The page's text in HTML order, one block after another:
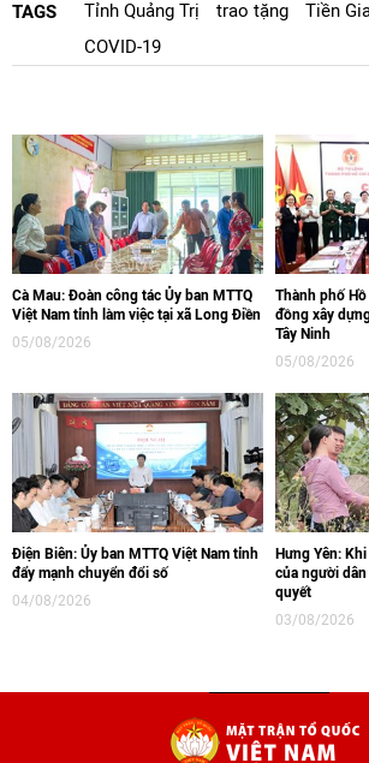
TAGS Tỉnh Quảng Trị trao tặng Tiền
COVID-19
Cà Mau: Đoàn công tác Ủy ban MTTQ
Việt Nam tỉnh làm việc tại xã Long Điền
05/08/2026
Thành phố
đồng xây
Tây Ninh
05/08/2026
Điện Biên: Ủy ban MTTQ Việt Nam tỉnh
đẩy mạnh chuyển đổi số
04/08/2026
Hưng Yên:
của người
quyết
03/08/2026